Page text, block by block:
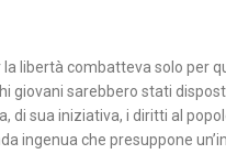
libertà combatteva solo per
giovani sarebbero stati
di sua iniziativa, i diritti al
ingenua che presuppone